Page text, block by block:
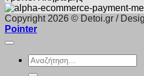
Copyright 2026 © Detoi.gr /
Pointer
Αναζήτηση
για: